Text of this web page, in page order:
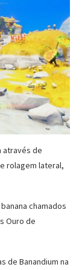
através de
rolagem lateral,
chamados
Ouro de
de Banandium na